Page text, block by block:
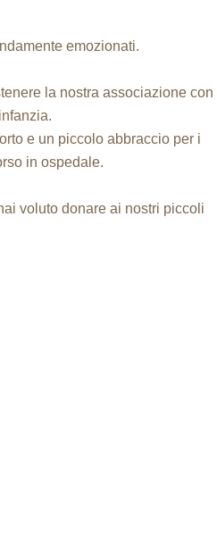
emozionati.
la nostra associazione con
e un piccolo abbraccio per i
in ospedale.
voluto donare ai nostri piccoli